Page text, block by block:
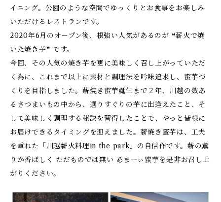
イニング。公園のような空間でゆっくりとお食事をお楽しみ
いただけるレストランです。
2020年6月のオープン後、根強い人気があるのが ❝薪火で焼
いた焼き芋❞ です。
今回、その人気の焼き芋を更に美味しく召し上がっていただ
く為に、これまで以上に素材と調理法を吟味追求し、蜜芋づ
くりを目指しました。薪焼き蜜芋誕生まで２年、川越の数あ
るさつまいもの中から、選りすぐりの芋に出逢えたこと、そ
して美味しく調理する秘訣を習得したことで、やっと皆様に
お届けできるタイミングを迎えました。薪焼き蜜芋は、工夫
を重ねた「川越薪火料理in the park」の自信作です。薪の薫
りが香ばしく ただものでは無い あまーぃ蜜芋を是非お召し上
がりください。